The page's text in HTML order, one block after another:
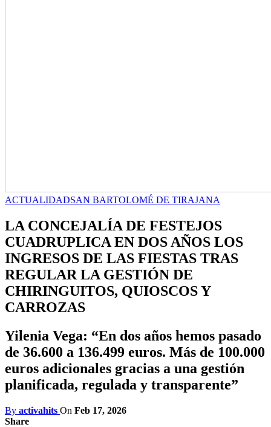
ACTUALIDADSAN BARTOLOMÉ DE TIRAJANA
LA CONCEJALÍA DE FESTEJOS
CUADRUPLICA EN DOS AÑOS LOS
INGRESOS DE LAS FIESTAS TRAS
REGULAR LA GESTIÓN DE
CHIRINGUITOS, QUIOSCOS Y
CARROZAS
Yilenia Vega: “En dos años hemos pasado
de 36.600 a 136.499 euros. Más de 100.000
euros adicionales gracias a una gestión
planificada, regulada y transparente”
By activahits On Feb 17, 2026
Share